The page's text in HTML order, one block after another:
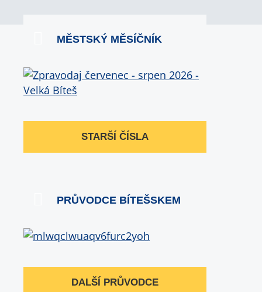
MĚSTSKÝ MĚSÍČNÍK
STARŠÍ ČÍSLA
PRŮVODCE BÍTEŠSKEM
DALŠÍ PRŮVODCE